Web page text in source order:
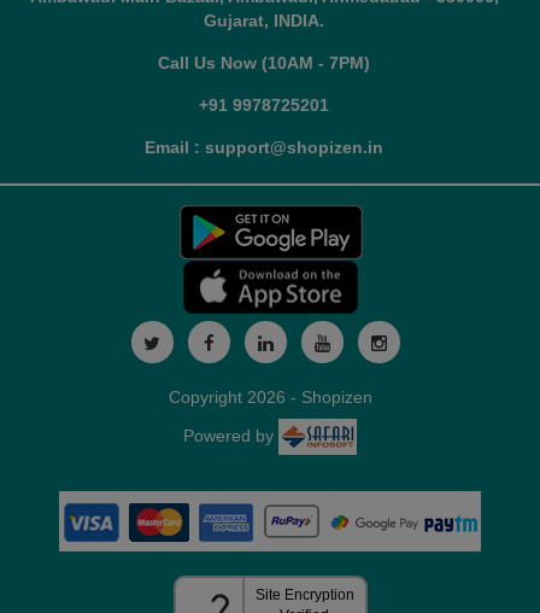
Gujarat, INDIA.
Call Us Now (10AM - 7PM)
+91 9978725201
Email : support@shopizen.in
Copyright 2026 - Shopizen
Powered by